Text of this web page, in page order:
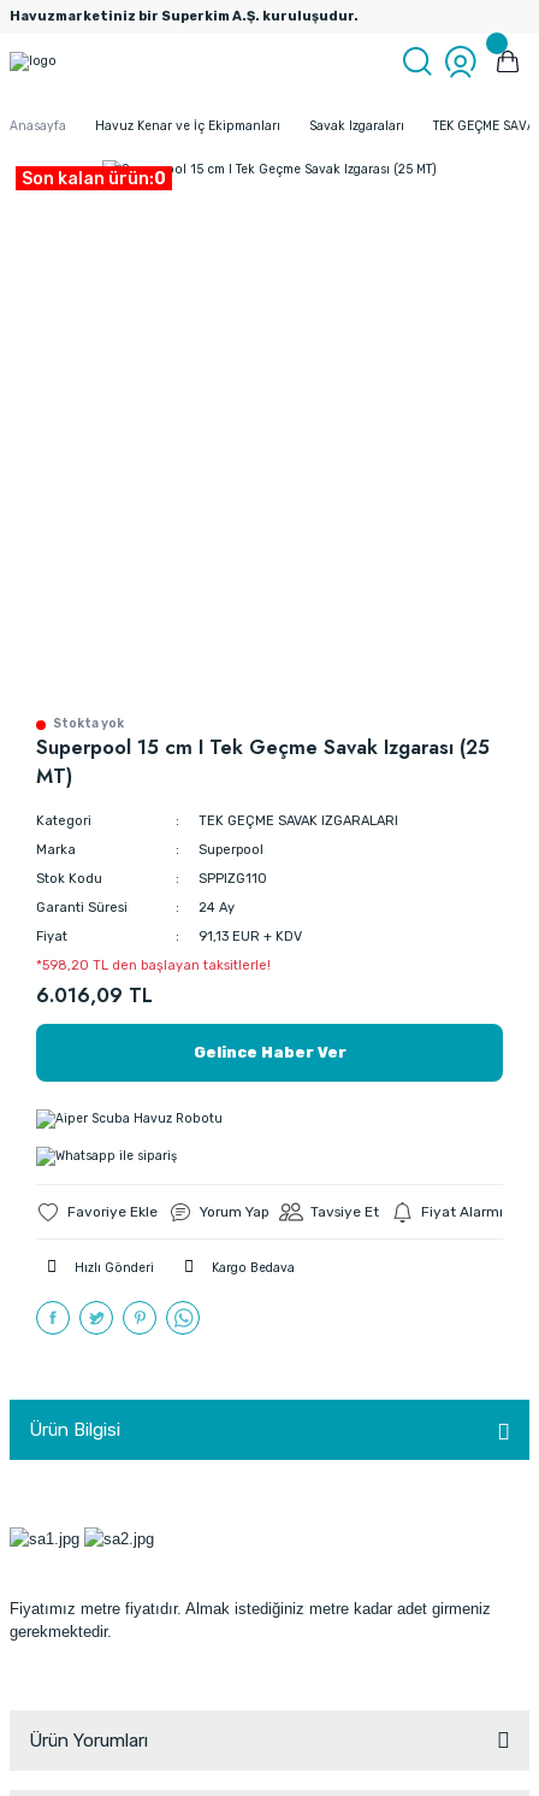
Havuzmarketiniz bir Superkim A.Ş. kuruluşudur.
Anasayfa Havuz Kenar ve İç Ekipmanları Savak Izgaraları TEK GEÇME
Son kalan ürün:0
Stokta yok
Superpool 15 cm I Tek Geçme Savak Izgarası (25
MT)
Kategori
TEK GEÇME SAVAK IZGARALARI
Marka
Superpool
Stok Kodu
SPPIZG110
Garanti Süresi
24 Ay
Fiyat
91,13 EUR + KDV
*598,20 TL den başlayan taksitlerle!
6.016,09 TL
Gelince Haber Ver
Yorum Yap Tavsiye Et Fiyat Alarmı
Hızlı Gönderi Kargo Bedava
Ürün Bilgisi
Fiyatımız metre fiyatıdır. Almak istediğiniz metre kadar adet girmeniz
gerekmektedir.
Ürün Yorumları